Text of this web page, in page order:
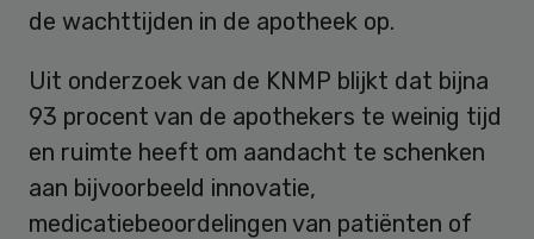
de wachttijden in de apotheek op.
Uit onderzoek van de KNMP blijkt dat bijna
93 procent van de apothekers te weinig tijd
en ruimte heeft om aandacht te schenken
aan bijvoorbeeld innovatie,
medicatiebeoordelingen van patiënten of